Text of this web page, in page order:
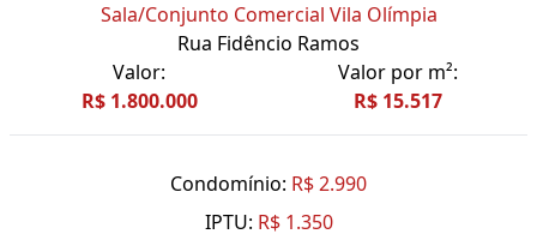
Sala/Conjunto Comercial Vila Olímpia
Rua Fidêncio Ramos
Valor:
R$ 1.800.000
Valor por m²:
R$ 15.517
Condomínio: R$ 2.990
IPTU: R$ 1.350